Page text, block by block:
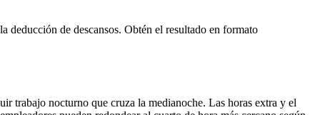
deducción de descansos. Obtén el resultado en formato
trabajo nocturno que cruza la medianoche. Las horas extra y el